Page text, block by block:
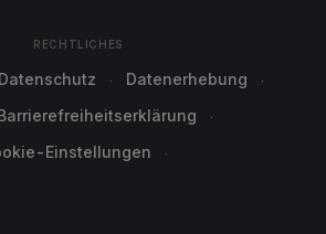
RECHTLICHES
Datenschutz
Datenerhebung
Einstellungen